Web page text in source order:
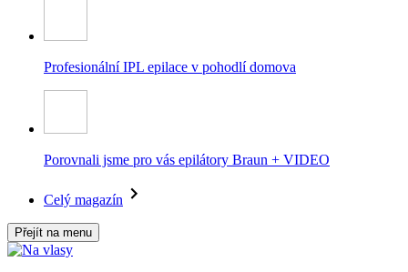
Profesionální IPL epilace v pohodlí domova
Porovnali jsme pro vás epilátory Braun + VIDEO
Celý magazín
Přejít na menu